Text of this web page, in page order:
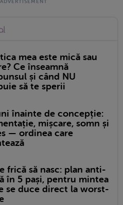
mea este mică sau
Ce înseamnă
și când NU
să te sperii
înainte de concepție:
mișcare, somn și
— ordinea care
frică să nasc: plan anti-
în 5 pași, pentru mintea
se duce direct la worst-